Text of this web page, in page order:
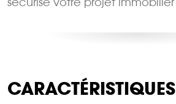
CARACTÉRISTIQUES